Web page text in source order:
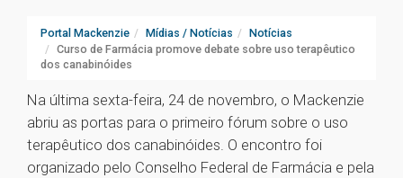
Portal Mackenzie Mídias / Notícias
Notícias
Curso de Farmácia promove debate sobre uso terapêutico
dos canabinóides
Na última sexta-feira, 24 de novembro, o Mackenzie
abriu as portas para o primeiro fórum sobre o uso
terapêutico dos canabinóides. O encontro foi
organizado pelo Conselho Federal de Farmácia e pela